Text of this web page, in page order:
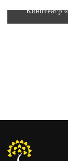
Кинотеатр